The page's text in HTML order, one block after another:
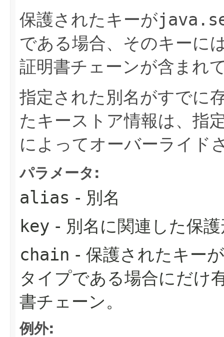
保護されたキーが
である場合、そのキーに
証明書チェーンが含まれ
指定された別名がすでに
たキーストア情報は、指
によってオーバーライド
パラメータ:
alias - 別名
key - 別名に関連した保
chain - 保護されたキーが
タイプである場合にだけ
書チェーン。
例外: